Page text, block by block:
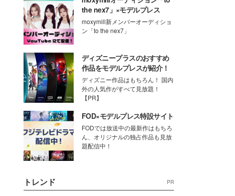
the nex7」×モデルプレス
moxymill新メンバーオーディショ
ン「to the nex7」
ディズニープラスのおすすめ
作品をモデルプレスが紹介！
ディズニー作品はもちろん！ 国内
外の人気作がすべて見放題！
【PR】
FOD×モデルプレス特設サイト
FODでは放送中の最新作はもちろ
ん、オリジナルの独占作品も見放
題配信中！
トレンド PR